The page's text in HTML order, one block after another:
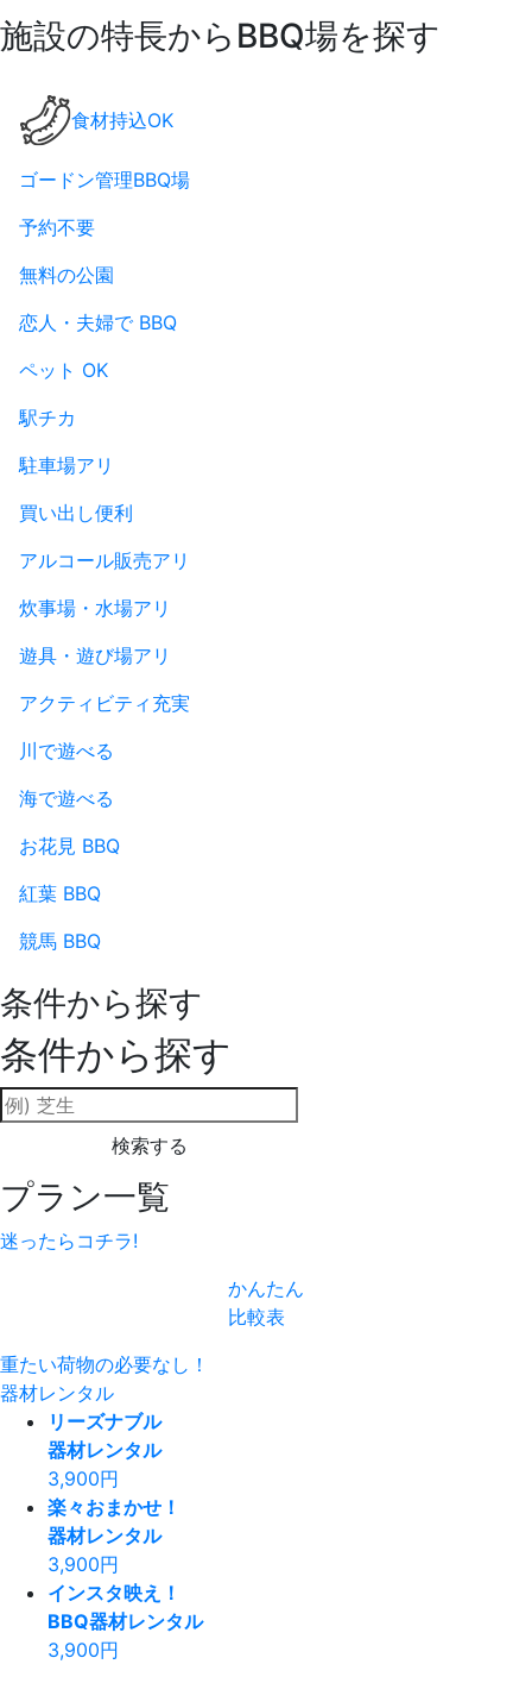
施設の特長からBBQ場を探す
食材持込OK
ゴードン管理BBQ場
予約不要
無料の公園
恋人・夫婦で BBQ
ペット OK
駅チカ
駐車場アリ
買い出し便利
アルコール販売アリ
炊事場・水場アリ
遊具・遊び場アリ
アクティビティ充実
川で遊べる
海で遊べる
お花見 BBQ
紅葉 BBQ
競馬 BBQ
条件から探す
条件から探す
検索:
検索する
プラン一覧
迷ったらコチラ!
かんたん
比較表
重たい荷物の必要なし！
器材レンタル
リーズナブル
器材レンタル
3,900円
楽々おまかせ！
器材レンタル
3,900円
インスタ映え！
BBQ器材レンタル
3,900円